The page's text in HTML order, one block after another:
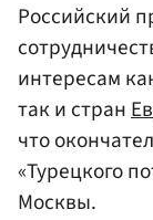
Российский
интересам
так и стран
что
«Турецкого
Москвы.